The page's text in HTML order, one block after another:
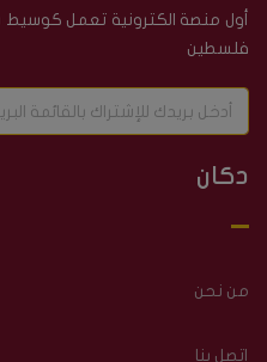
أول منصة الكترونية تعمل كوسيط
فلسطين
دكان
من نحن
إتصل بنا